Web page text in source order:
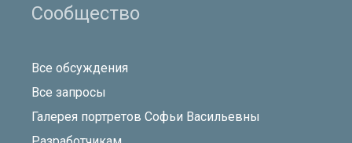
Сообщество
Все обсуждения
Все запросы
Галерея портретов Софьи Васильевны